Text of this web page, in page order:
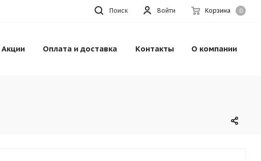
Корзина 0
Войти
Поиск
Акции Оплата и доставка Контакты О компании